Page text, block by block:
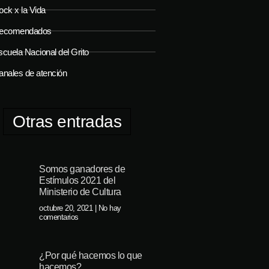
x la Vida
Nacional del Grito
de atención
Otras entradas
Somos ganadores de
Estímulos 2021 del
Ministerio de Cultura
octubre 20, 2021 No hay
comentarios
¿Por qué hacemos lo que
hacemos?